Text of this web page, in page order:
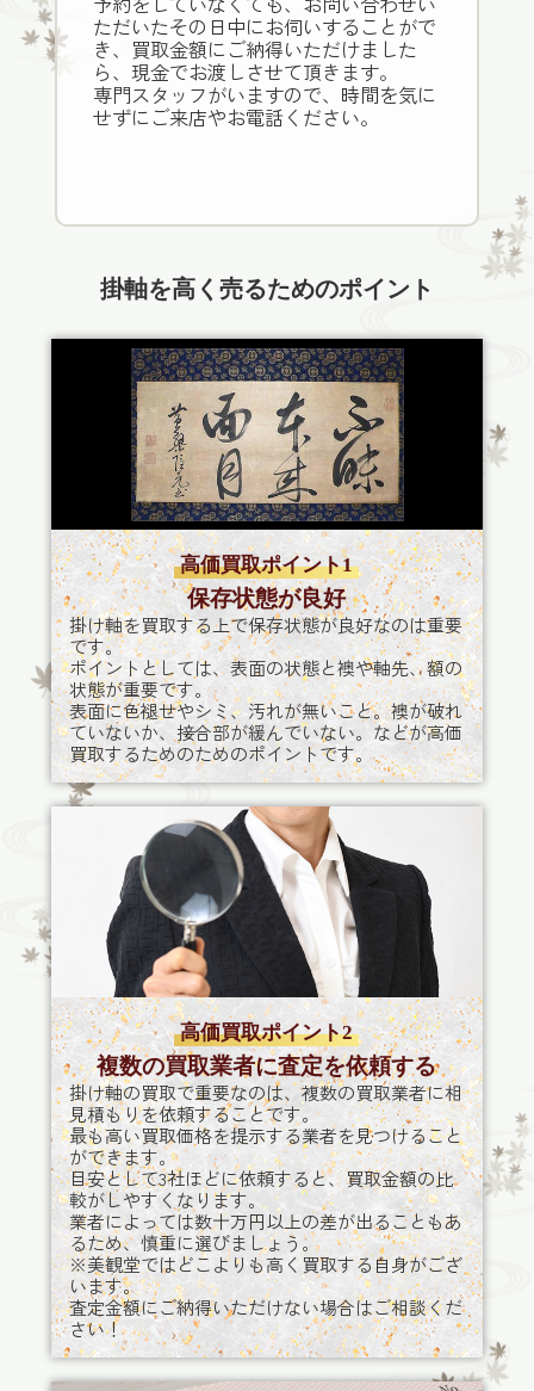
ただいたその日中にお伺いすることがで
き、買取金額にご納得いただけました
ら、現金でお渡しさせて頂きます。
専門スタッフがいますので、時間を気に
せずにご来店やお電話ください。
掛軸を高く売るためのポイント
高価買取ポイント1
保存状態が良好
掛け軸を買取する上で保存状態が良好なのは重要
です。
ポイントとしては、表面の状態と襖や軸先、額の
状態が重要です。
表面に色褪せやシミ、汚れが無いこと。襖が破れ
ていないか、接合部が緩んでいない。などが高価
買取するためのためのポイントです。
高価買取ポイント2
複数の買取業者に査定を依頼する
掛け軸の買取で重要なのは、複数の買取業者に相
見積もりを依頼することです。
最も高い買取価格を提示する業者を見つけること
ができます。
目安として3社ほどに依頼すると、買取金額の比
較がしやすくなります。
業者によっては数十万円以上の差が出ることもあ
るため、慎重に選びましょう。
※美観堂ではどこよりも高く買取する自身がござ
います。
査定金額にご納得いただけない場合はご相談くだ
さい！